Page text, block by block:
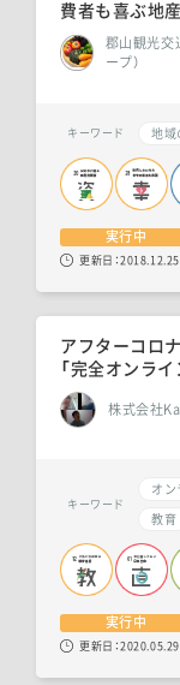
アフターコロ
「完全オンライ
株式会社
キーワード
オ
教育
実行中
更新日：2020.05.29
費者も喜ぶ地
郡山観光交
ープ）
キーワード 地域
実行中
更新日：2018.12.25